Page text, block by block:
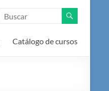
Catálogo de cursos